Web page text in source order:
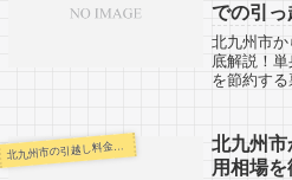
での引っ
北九州市
底解説！
を節約す
市から広
北九州市の引越し料金・代金相場・見積り情報
北九州市
用相場